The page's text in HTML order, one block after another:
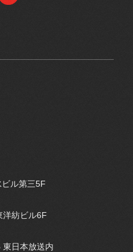
ル第三5F
洋紡ビル6F
日本放送内